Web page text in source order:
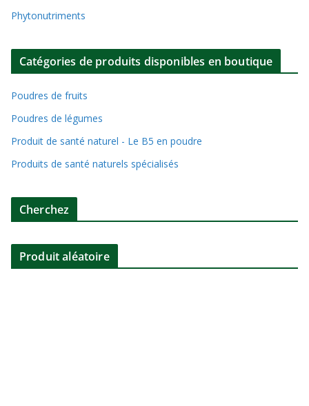
Phytonutriments
Catégories de produits disponibles en boutique
Poudres de fruits
Poudres de légumes
Produit de santé naturel - Le B5 en poudre
Produits de santé naturels spécialisés
Cherchez
Produit aléatoire